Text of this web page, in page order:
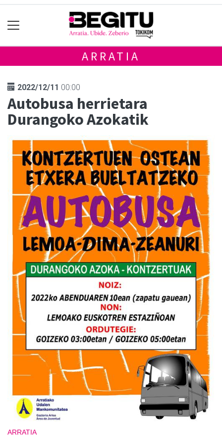
ARRATIA
2022/12/11 00:00
Autobusa herrietara
Durangoko Azokatik
ARRATIA